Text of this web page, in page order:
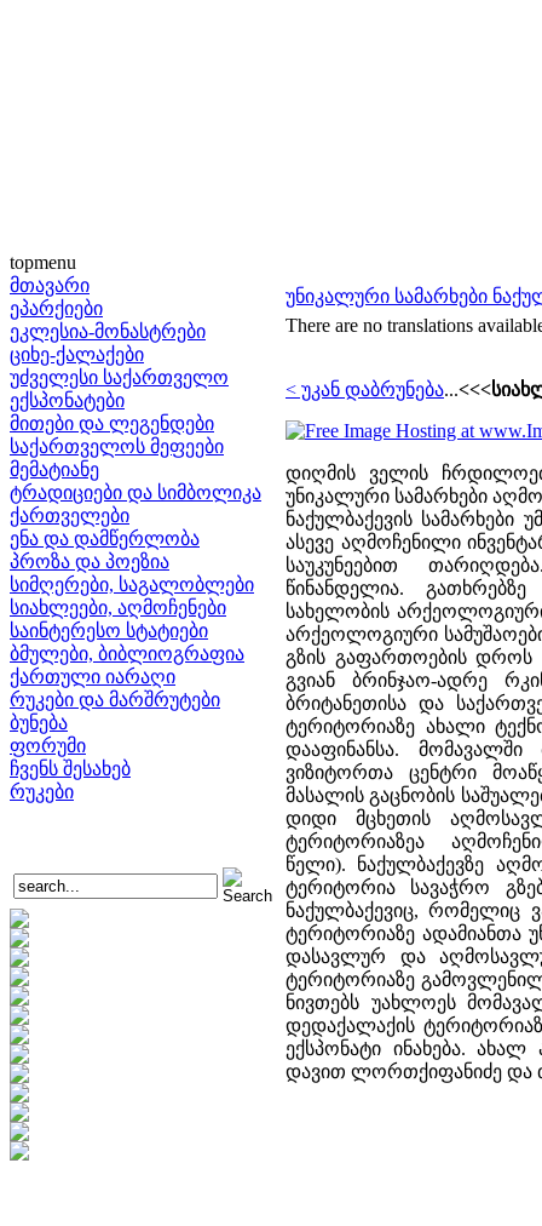
topmenu
მთავარი
ეპარქიები
ეკლესია-მონასტრები
ციხე-ქალაქები
უძველესი საქართველო
ექსპონატები
მითები და ლეგენდები
საქართველოს მეფეები
მემატიანე
ტრადიციები და სიმბოლიკა
ქართველები
ენა და დამწერლობა
პროზა და პოეზია
სიმღერები, საგალობლები
სიახლეები, აღმოჩენები
საინტერესო სტატიები
ბმულები, ბიბლიოგრაფია
ქართული იარაღი
რუკები და მარშრუტები
ბუნება
ფორუმი
ჩვენს შესახებ
რუკები
უნიკალური სამარხები
There are no translations
< უკან დაბრუნება...
დიღმის ველის
უნიკალური სამარხები
ნაქულბაქევის სამარხები
ასევე აღმოჩენილი
საუკუნეებით
წინანდელია.
სახელობის
არქეოლოგიური
გზის გაფართოების დროს
გვიან ბრინჯაო-ადრე
ბრიტანეთისა და
ტერიტორიაზე ახალი
დააფინანსა.
ვიზიტორთა ცენტრი
მასალის გაცნობის
დიდი მცხეთის
ტერიტორიაზეა
წელი). ნაქულბაქევზე
ტერიტორია სავაჭრო
ნაქულბაქევიც, რომელიც
ტერიტორიაზე ადამიანთა
დასავლურ და
ტერიტორიაზე
ნივთებს უახლოეს
დედაქალაქის
ექსპონატი ინახება.
დავით ლორთქიფანიძე და